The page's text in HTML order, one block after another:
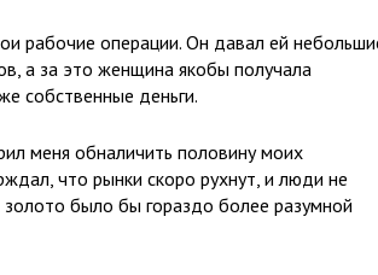
рабочие операции. Он давал ей
а за это женщина якобы получала
собственные деньги.
меня обналичить половину моих
что рынки скоро рухнут, и люди не
золото было бы гораздо более разумной